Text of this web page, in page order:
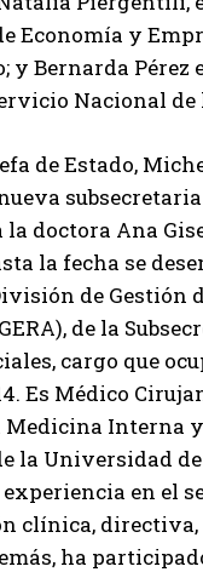
Economía y
y Bernarda Pérez
Nacional de
de Estado,
subsecretaria
la doctora Ana
la fecha se
de Gestión
de la
cargo que
Es Médico
Medicina Interna y
la Universidad
experiencia en el
clínica,
ha